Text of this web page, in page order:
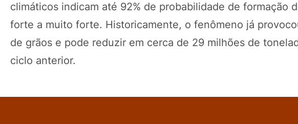
climáticos indicam até 92% de probabilidade de formação
forte a muito forte. Historicamente, o fenômeno já
de grãos e pode reduzir em cerca de 29 milhões de
ciclo anterior.